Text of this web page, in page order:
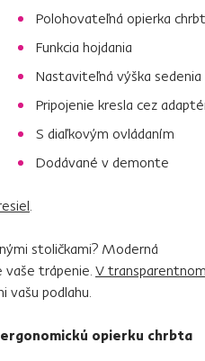
Polohovateľná opierka
Funkcia hojdania
Nastaviteľná výška sedenia
Pripojenie kresla cez
S diaľkovým ovládaním
Dodávané v demonte
stoličkami? Moderná
vaše trápenie. V transparentnom
vašu podlahu.
ergonomickú opierku chrbta